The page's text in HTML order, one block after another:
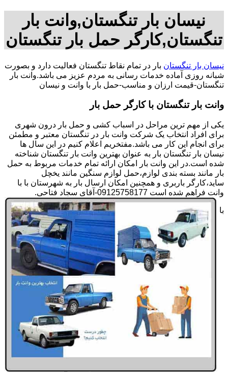
نیسان بار تنگستان,وانت بار
تنگستان,کارگر حمل بار تنگستان
نیسان بار تنگستان بار در تمام نقاط تنگستان فعالیت دارد و بصورت
شبانه روزی آماده خدمات رسانی به مردم عزیز می باشد.وانت بار
تنگستان-قیمت ارزان و مناسب-حمل بار با وانت و نیسان
وانت بار تنگستان با کارگر حمل بار
یکی از مهم ترین مراحل در اسباب کشی و حمل بار درون شهری
برای افراد انتخاب یک شرکت وانت بار در تنگستان معتبر و مطمئن
برای انجام این کار می باشد.مفتخریم اعلام کنیم در این سال ها
نیسان بار تنگستان بار به عنوان بهترین وانت بار تنگستان شناخته
شده است.در این وانت بار امکان ارائه تمام خدمات مربوط به حمل
بار مانند بسته بندی لوازم،حمل لوازم سنگین مانند یخچل
ساید،کارگر باربری و همچنین امکان ارسال بار به شهرستان با با
وانت فراهم شده است 09125758177-آقای سجاد فتاحی.
با